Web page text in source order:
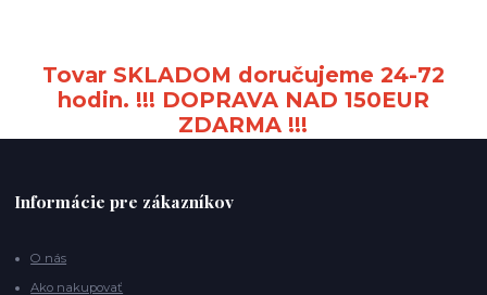
Tovar SKLADOM doručujeme 24-72
hodin. !!! DOPRAVA NAD 150EUR
ZDARMA !!!
Informácie pre zákazníkov
O nás
Ako nakupovať